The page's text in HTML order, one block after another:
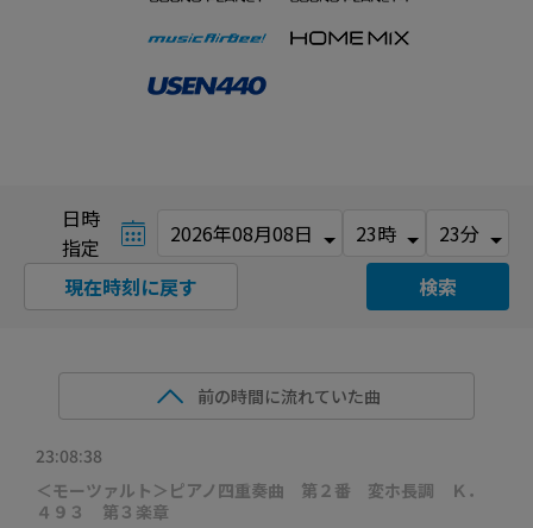
日時
指定
検索
現在時刻に戻す
前の時間に流れていた曲
23:08:38
＜モーツァルト＞ピアノ四重奏曲 第２番 変ホ長調 Ｋ．
４９３ 第３楽章